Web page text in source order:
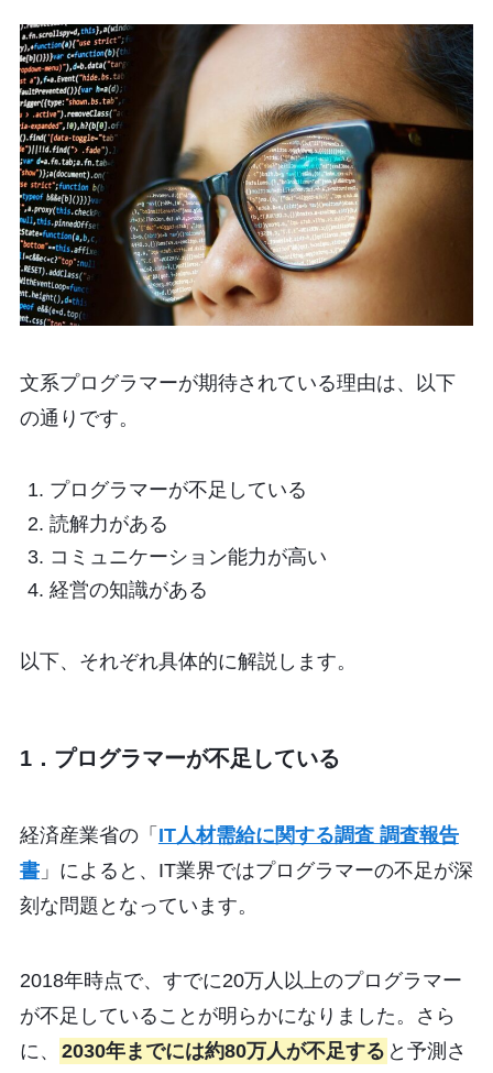
文系プログラマーが期待されている理由は、以下
の通りです。
プログラマーが不足している
読解力がある
コミュニケーション能力が高い
経営の知識がある
以下、それぞれ具体的に解説します。
1．プログラマーが不足している
経済産業省の「 IT人材需給に関する調査 調査報告
書」によると、IT業界ではプログラマーの不足が深
刻な問題となっています。
2018年時点で、すでに20万人以上のプログラマー
が不足していることが明らかになりました。さら
に、
2030年までには約80万人が不足する と予測さ